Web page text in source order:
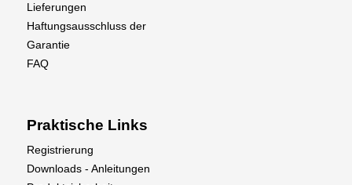
Lieferungen
Haftungsausschluss der
Garantie
FAQ
Praktische Links
Registrierung
Downloads - Anleitungen